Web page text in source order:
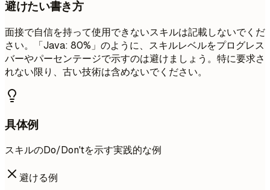
避けたい書き方
面接で自信を持って使用できないスキルは記載しないでくだ
さい。「Java: 80%」のように、スキルレベルをプログレス
バーやパーセンテージで示すのは避けましょう。特に要求さ
れない限り、古い技術は含めないでください。
具体例
スキルのDo/Don'tを示す実践的な例
避ける例